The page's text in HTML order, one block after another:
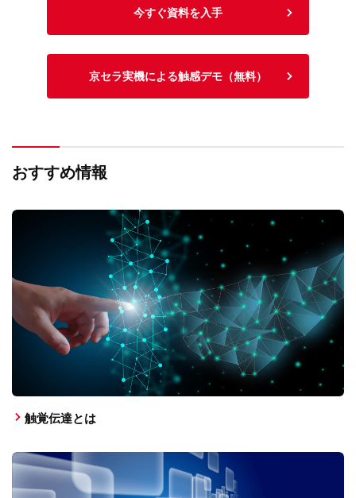
今すぐ資料を入手
京セラ実機による触感デモ（無料）
おすすめ情報
触覚伝達とは